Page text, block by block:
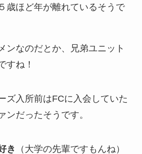
歳ほど年が離れているそうで
ンなのだとか、兄弟ユニット
すね！
ズ入所前はFCに入会していた
ンだったそうです。
き （大学の先輩ですもんね）